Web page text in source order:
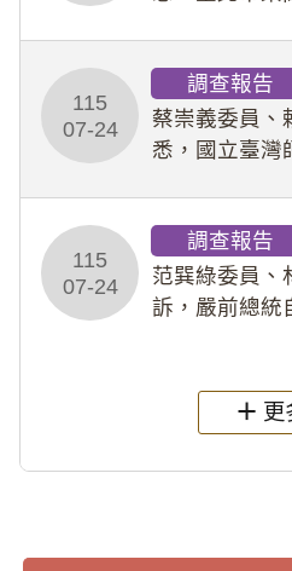
行拍攝特定樣
劉師。該生因
115
07-24
調查報告
蔡崇義委員、
悉，國立臺灣
術倫理等情案
31)
115
07-24
調查報告
范巽綠委員、
訴，嚴前總統
過世後，總統
繼續留住
更